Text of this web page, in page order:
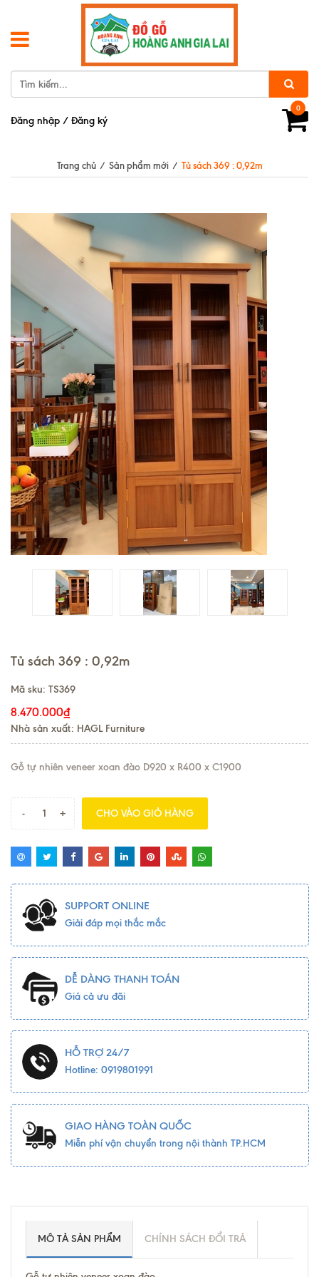
0
Đăng nhập / Đăng ký
Trang chủ / Sản phẩm mới / Tủ sách 369 : 0,92m
Tủ sách 369 : 0,92m
Mã sku: TS369
8.470.000₫
Nhà sản xuất: HAGL Furniture
Gỗ tự nhiên veneer xoan đào D920 x R400 x C1900
- + CHO VÀO GIỎ HÀNG
SUPPORT ONLINE
Giải đáp mọi thắc mắc
DỄ DÀNG THANH TOÁN
Giá cả ưu đãi
HỖ TRỢ 24/7
Hotline: 0919801991
GIAO HÀNG TOÀN QUỐC
Miễn phí vận chuyển trong nội thành TP.HCM
MÔ TẢ SẢN PHẨM CHÍNH SÁCH ĐỔI TRẢ